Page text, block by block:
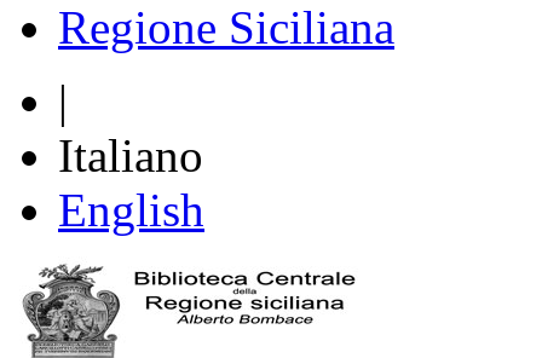
Regione Siciliana
|
Italiano
English